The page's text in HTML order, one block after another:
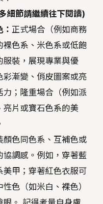
細節請繼續往下閱讀)
正式場合（例如商務
色系、米色系或低飽
服裝，展現專業與優
漸變、俏皮圖案或亮
；隆重場合（例如派
亮片或寶石色系的美
顏色同色系、互補色或
調感。例如，穿著藍
甲；穿著紅色衣服可
色（如米白、裸色）